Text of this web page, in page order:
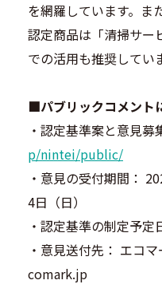
を網羅しています。ま
認定商品は「清掃サー
での活用も推奨してい
■パブリックコメント
・認定基準案と意見募
p/nintei/public/
・意見の受付期間：
4日（日）
・認定基準の制定予定
・意見送付先： エコ
comark.jp